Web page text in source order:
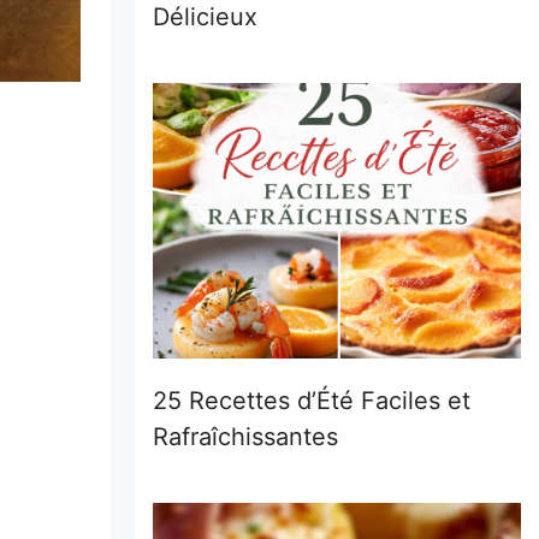
Délicieux
25 Recettes d’Été Faciles et
Rafraîchissantes